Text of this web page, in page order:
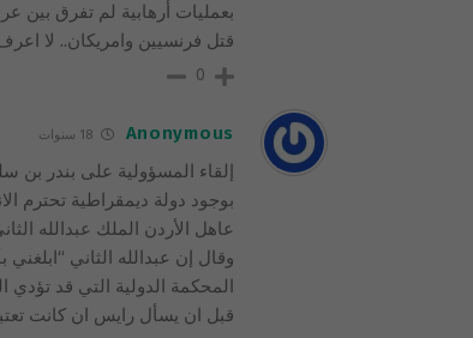
بعمليات أرهابية لم تفرق بين
قتل فرنسيين وامريكان.. لا
0
Anonymous 18 سنوات
إلقاء المسؤولية على بندر
بوجود دولة ديمقراطية تحترم
عاهل الأردن الملك عبدالله
وقال إن عبدالله الثاني
المحكمة الدولية التي قد
قبل ان يسأل رايس ان كانت